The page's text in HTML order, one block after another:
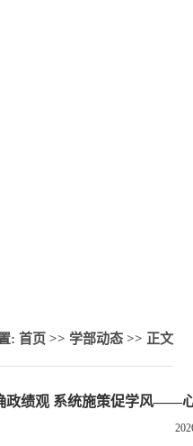
: 首页 >> 学部动态>> 正文
政绩观 系统施策促学风——